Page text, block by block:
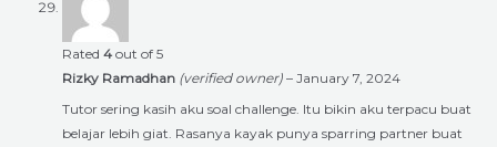
Rated 4 out of 5
Rizky Ramadhan (verified owner) – January 7, 2024
Tutor sering kasih aku soal challenge. Itu bikin aku terpacu buat
belajar lebih giat. Rasanya kayak punya sparring partner buat